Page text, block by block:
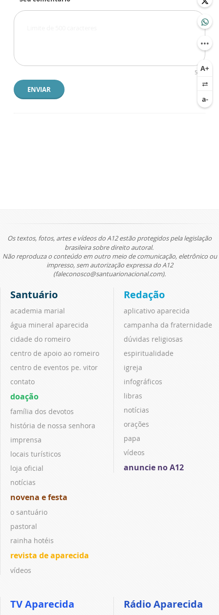
500
ENVIAR
Os textos, fotos, artes e vídeos do A12 estão protegidos pela legislação
brasileira sobre direito autoral.
Não reproduza o conteúdo em outro meio de comunicação, eletrônico ou
impresso, sem autorização expressa do A12
(faleconosco@santuarionacional.com).
Santuário
academia marial
água mineral aparecida
cidade do romeiro
centro de apoio ao romeiro
centro de eventos pe. vitor
contato
doação
família dos devotos
história de nossa senhora
imprensa
locais turísticos
loja oficial
notícias
novena e festa
o santuário
pastoral
rainha hotéis
revista de aparecida
vídeos
Redação
aplicativo aparecida
campanha da fraternidade
dúvidas religiosas
espiritualidade
igreja
infográficos
libras
notícias
orações
papa
vídeos
anuncie no A12
TV Aparecida Rádio Aparecida